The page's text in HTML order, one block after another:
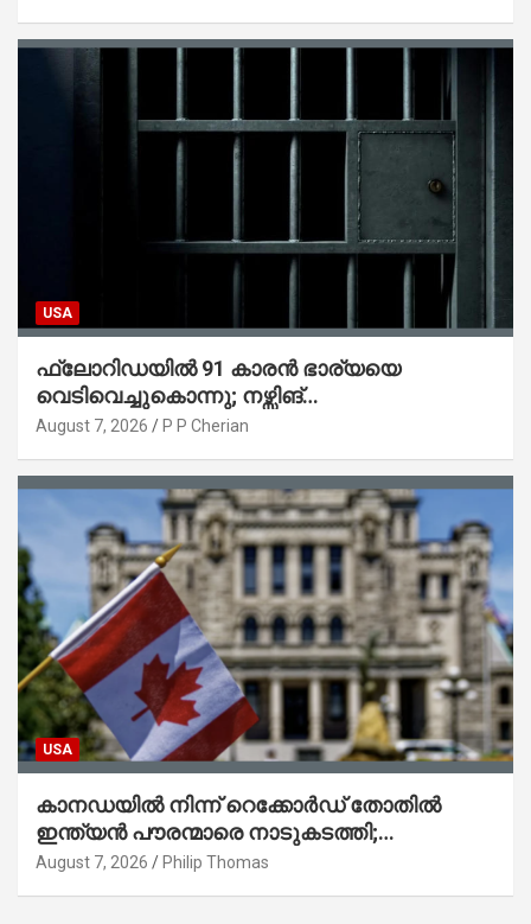
USA
ഫ്ലോറിഡയിൽ 91 കാരൻ ഭാര്യയെ
വെടിവെച്ചുകൊന്നു; നഴ്സിങ്
ഹോമിലാക്കില്ലെന്ന് നൽകിയ വാഗ്ദാനം
August 7, 2026 P P Cherian
USA
കാനഡയിൽ നിന്ന് റെക്കോർഡ് തോതിൽ
ഇന്ത്യൻ പൗരന്മാരെ നാടുകടത്തി;
ആറുമാസത്തിനിടെ 3,323 പേർ
August 7, 2026 Philip Thomas